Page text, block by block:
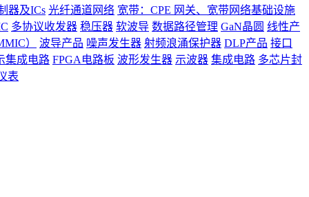
器及ICs 光纤通道网络 宽带：CPE 网关、宽带网络基础设施
多协议收发器 稳压器 软波导 数据路径管理 GaN晶圆 线性产
）
波导产品 噪声发生器 射频浪涌保护器 DLP产品 接口
集成电路 FPGA电路板 波形发生器 示波器 集成电路 多芯片封
表